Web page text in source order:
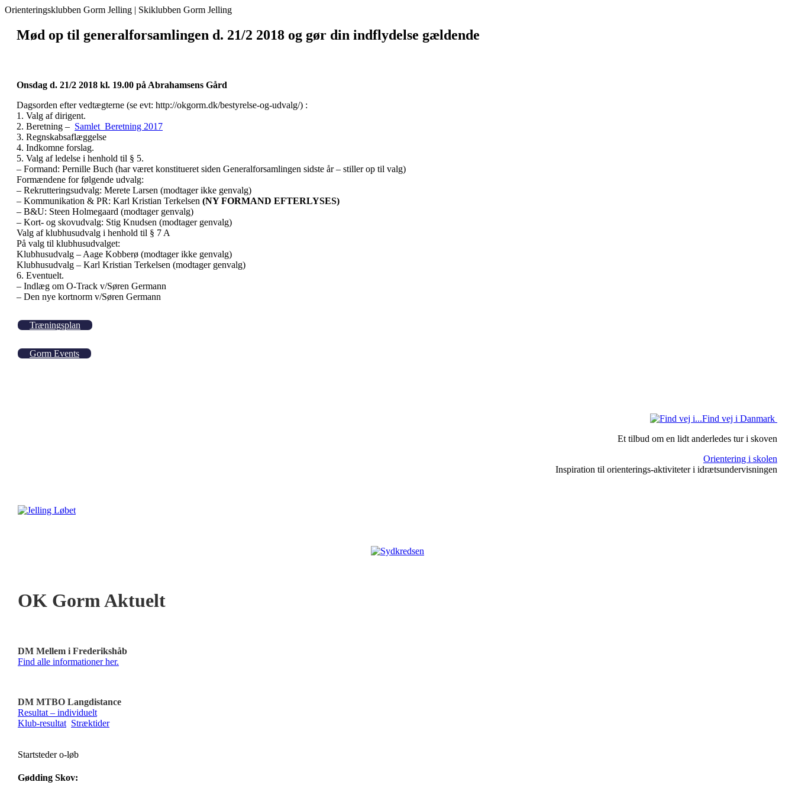
Orienteringsklubben Gorm Jelling | Skiklubben Gorm Jelling
Mød op til generalforsamlingen d. 21/2 2018 og gør din indflydelse gældende
Onsdag d. 21/2 2018 kl. 19.00 på Abrahamsens Gård
Dagsorden efter vedtægterne (se evt: http://okgorm.dk/bestyrelse-og-udvalg/) :
1. Valg af dirigent.
2. Beretning – Samlet_Beretning 2017
3. Regnskabsaflæggelse
4. Indkomne forslag.
5. Valg af ledelse i henhold til § 5.
– Formand: Pernille Buch (har været konstitueret siden Generalforsamlingen sidste år – stiller op til valg)
Formændene for følgende udvalg:
– Rekrutteringsudvalg: Merete Larsen (modtager ikke genvalg)
– Kommunikation & PR: Karl Kristian Terkelsen (NY FORMAND EFTERLYSES)
– B&U: Steen Holmegaard (modtager genvalg)
– Kort- og skovudvalg: Stig Knudsen (modtager genvalg)
Valg af klubhusudvalg i henhold til § 7 A
På valg til klubhusudvalget:
Klubhusudvalg – Aage Kobberø (modtager ikke genvalg)
Klubhusudvalg – Karl Kristian Terkelsen (modtager genvalg)
6. Eventuelt.
– Indlæg om O-Track v/Søren Germann
– Den nye kortnorm v/Søren Germann
Træningsplan
Gorm Events
Find vej i Danmark
Et tilbud om en lidt anderledes tur i skoven
Orientering i skolen
Inspiration til orienterings-aktiviteter i idrætsundervisningen
OK Gorm Aktuelt
DM Mellem i Frederikshåb
Find alle informationer her.
DM MTBO Langdistance
Resultat – individuelt
Klub-resultat Stræktider
Startsteder o-løb
Gødding Skov: